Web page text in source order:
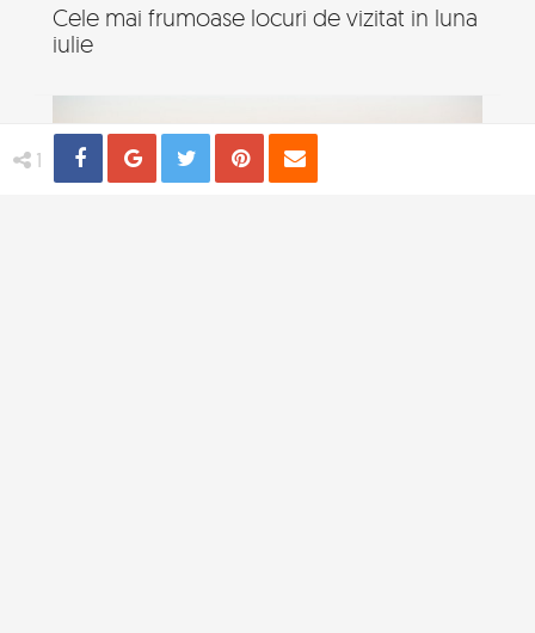
1 Share Distribuie
Tweet Pin
Cele mai frumoase locuri de vizitat in luna
iulie